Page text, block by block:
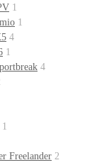
1
1
4
1
4
1
Freelander 2